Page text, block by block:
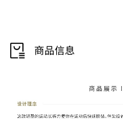
商品信息